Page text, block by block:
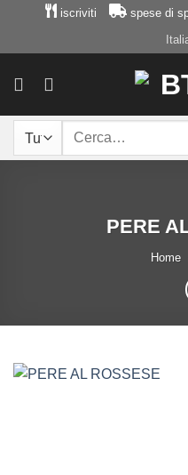
contenuti
iscriviti spese di
Cerca:
PERE
Home